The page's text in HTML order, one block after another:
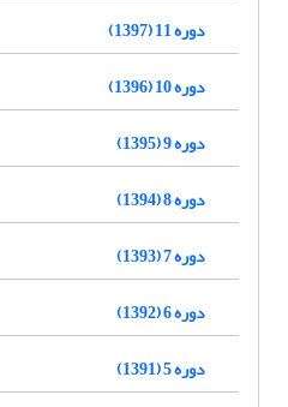
دوره 11 (1397)
دوره 10 (1396)
دوره 9 (1395)
دوره 8 (1394)
دوره 7 (1393)
دوره 6 (1392)
دوره 5 (1391)